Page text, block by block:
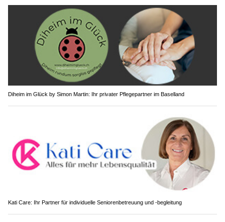
Diheim im Glück by Simon Martin: Ihr privater Pflegepartner im Baselland
Kati Care: Ihr Partner für individuelle Seniorenbetreuung und -begleitung